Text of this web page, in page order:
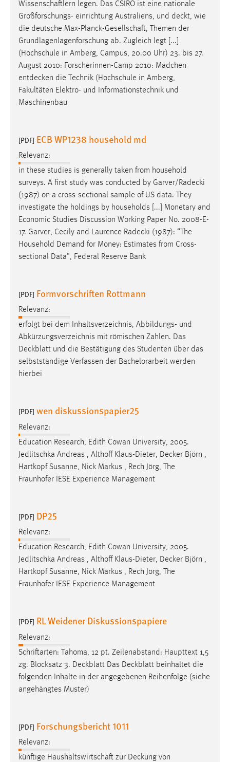
Wissenschaftlern legen. Das CSIRO ist eine nationale
Großforschungs- einrichtung Australiens, und deckt, wie
die deutsche Max-Planck-Gesellschaft, Themen der
Grundlagenlagenforschung ab. Zugleich legt [...]
(Hochschule in Amberg, Campus, 20.00 Uhr) 23. bis 27.
August 2010: Forscherinnen-Camp 2010: Mädchen
entdecken die Technik (Hochschule in Amberg,
Fakultäten Elektro- und Informationstechnik und
Maschinenbau
[PDF] ECB WP1238 household md
Relevanz:
in these studies is generally taken from household
surveys. A first study was conducted by Garver/Radecki
(1987) on a cross-sectional sample of US data. They
investigate the holdings by households [...] Monetary and
Economic Studies Discussion Working Paper No. 2008-E-
17. Garver, Cecily and Laurence Radecki (1987): “The
Household Demand for Money: Estimates from Cross-
sectional Data”, Federal Reserve Bank
[PDF] Formvorschriften Rottmann
Relevanz:
erfolgt bei dem Inhaltsverzeichnis, Abbildungs- und
Abkürzungsverzeichnis mit römischen Zahlen. Das
Deckblatt und die Bestätigung des Studenten über das
selbstständige Verfassen der Bachelorarbeit werden
hierbei
[PDF] wen diskussionspapier25
Relevanz:
Education Research, Edith Cowan University, 2005.
Jedlitschka Andreas , Althoff Klaus-Dieter, Decker Björn ,
Hartkopf Susanne, Nick Markus , Rech Jörg, The
Fraunhofer IESE Experience Management
[PDF] DP25
Relevanz:
Education Research, Edith Cowan University, 2005.
Jedlitschka Andreas , Althoff Klaus-Dieter, Decker Björn ,
Hartkopf Susanne, Nick Markus , Rech Jörg, The
Fraunhofer IESE Experience Management
[PDF] RL Weidener Diskussionspapiere
Relevanz:
Schriftarten: Tahoma, 12 pt. Zeilenabstand: Haupttext 1,5
zg. Blocksatz 3. Deckblatt Das Deckblatt beinhaltet die
folgenden Inhalte in der angegebenen Reihenfolge (siehe
angehängtes Muster)
[PDF] Forschungsbericht 1011
Relevanz:
künftige Haushaltswirtschaft zur Deckung von
EXTERNE MEDIEN
Um Inhalte von Videoplattformen und Social Media
Plattformen anzeigen zu können, werden von diesen
externen Medien Cookies gesetzt.
YouTube
Vimeo